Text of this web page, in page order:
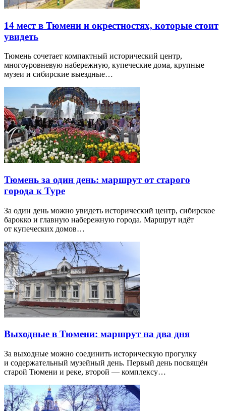
14 мест в Тюмени и окрестностях, которые стоит
увидеть
Тюмень сочетает компактный исторический центр,
многоуровневую набережную, купеческие дома, крупные
музеи и сибирские выездные…
Тюмень за один день: маршрут от старого
города к Туре
За один день можно увидеть исторический центр, сибирское
барокко и главную набережную города. Маршрут идёт
от купеческих домов…
Выходные в Тюмени: маршрут на два дня
За выходные можно соединить историческую прогулку
и содержательный музейный день. Первый день посвящён
старой Тюмени и реке, второй — комплексу…